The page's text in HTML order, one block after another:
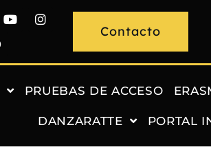
Contacto
PRUEBAS DE ACCESO
DANZARATTE PORTAL